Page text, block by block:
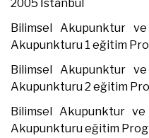
2005 İstanbul
Bilimsel Akupunktur
Akupunkturu 1 eğitim
Bilimsel Akupunktur
Akupunkturu 2 eğitim
Bilimsel Akupunktur ve
Akupunkturu eğitim